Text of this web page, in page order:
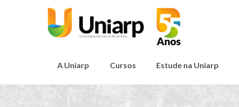
A Uniarp Cursos Estude na Uniarp